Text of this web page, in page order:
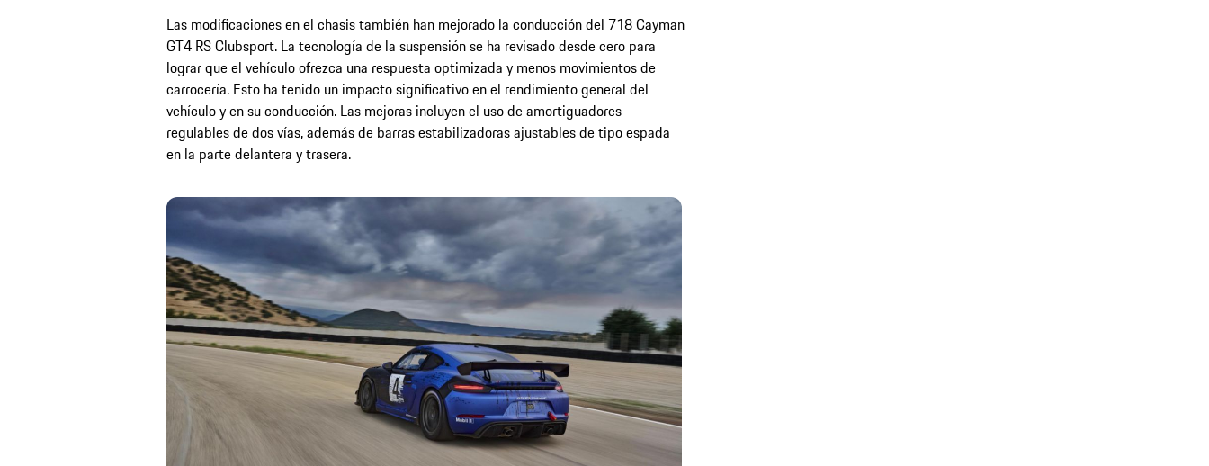
Las modificaciones en el chasis también han mejorado la conducción del 718 Cayman
GT4 RS Clubsport. La tecnología de la suspensión se ha revisado desde cero para
lograr que el vehículo ofrezca una respuesta optimizada y menos movimientos de
carrocería. Esto ha tenido un impacto significativo en el rendimiento general del
vehículo y en su conducción. Las mejoras incluyen el uso de amortiguadores
regulables de dos vías, además de barras estabilizadoras ajustables de tipo espada
en la parte delantera y trasera.